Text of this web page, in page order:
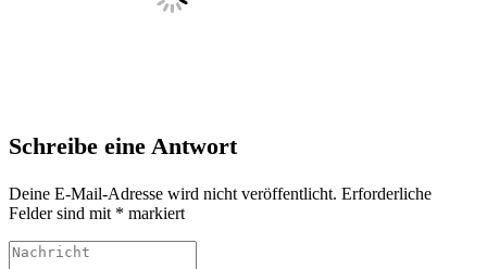
Schreibe eine Antwort
Deine E-Mail-Adresse wird nicht veröffentlicht. Erforderliche
Felder sind mit * markiert